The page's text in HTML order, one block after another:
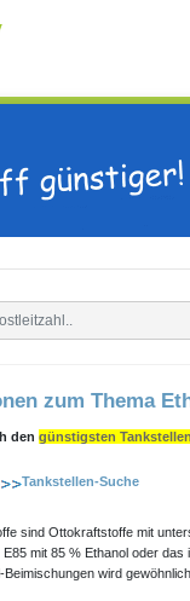
zum Thema
den günstigsten
Tankstellen-Suche
sind Ottokraftstoffe mit
mit 85 % Ethanol oder
Beimischungen wird